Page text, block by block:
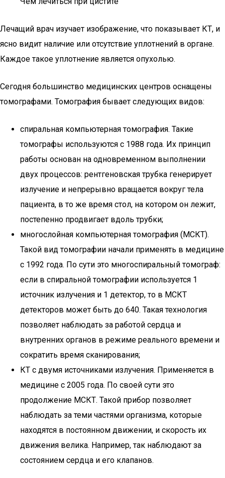
Лечащий врач изучает изображение, что показывает КТ, и
ясно видит наличие или отсутствие уплотнений в органе.
Каждое такое уплотнение является опухолью.
Сегодня большинство медицинских центров оснащены
томографами. Томография бывает следующих видов:
спиральная компьютерная томография. Такие
томографы используются с 1988 года. Их принцип
работы основан на одновременном выполнении
двух процессов: рентгеновская трубка генерирует
излучение и непрерывно вращается вокруг тела
пациента, в то же время стол, на котором он лежит,
постепенно продвигает вдоль трубки;
многослойная компьютерная томография (МСКТ).
Такой вид томографии начали применять в медицине
с 1992 года. По сути это многоспиральный томограф:
если в спиральной томографии используется 1
источник излучения и 1 детектор, то в МСКТ
детекторов может быть до 640. Такая технология
позволяет наблюдать за работой сердца и
внутренних органов в режиме реального времени и
сократить время сканирования;
КТ с двумя источниками излучения. Применяется в
медицине с 2005 года. По своей сути это
продолжение МСКТ. Такой прибор позволяет
наблюдать за теми частями организма, которые
находятся в постоянном движении, и скорость их
движения велика. Например, так наблюдают за
состоянием сердца и его клапанов.